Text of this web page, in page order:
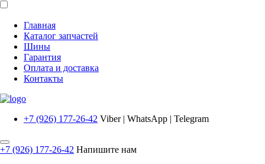
Главная
Каталог запчастей
Шины
Гарантия
Оплата и доставка
Контакты
+7 (926) 177-26-42 Viber | WhatsApp | Telegram
+7 (926) 177-26-42 Напишите нам